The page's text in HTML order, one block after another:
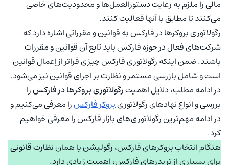
مالی را ملزم به رعایت دستورالعمل‌ها و محدودیت‌های خاصی
می‌کنند تا مطابق با آنها فعالیت کنند.
رگولاتوری بروکرها در فارکس به قوانین و مقرراتی اشاره دارد که
شرکت‌های فعال در حوزه فارکس باید تابع آن قوانین و مقررات
باشند. ضمن اینکه رگولاتوری فارکس چیزی فراتر از اِعمال قوانین
است و شامل بازرسی مستمر و نظارت بر اجرای قوانین نیز می‌شود.
در ادامه مطلب، دلایل اهمیترگولاتوری بروکرها در فارکسرا
بررسی و انواع نهادهای رگولاتوریبروکر فارکسرا معرفی می‌کنیم و
در ادامه مهم‌ترین رگولاتوری‌های بازار فارکس را معرفی خواهیم
کرد.
هنگام انتخاب بروکرهای فارکس،رگولیشنیا هماننظارت قانونی
برای بسیاری از تریدرهای فارکس، اهمیت زیادی دارد.